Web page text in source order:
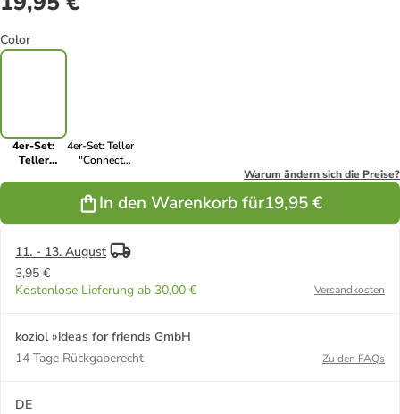
Color
4er-Set:
Teller
4er-Set: Teller
"Connect
Warum ändern sich die Preise?
In den Warenkorb für19,95 €
11. - 13. August
3,95 €
Kostenlose Lieferung ab 30,00 €
Versandkosten
koziol »ideas for friends GmbH
14 Tage Rückgaberecht
Zu den FAQs
DE